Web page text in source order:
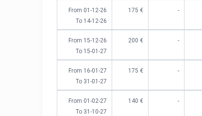
From 01-12-26
To 14-12-26
€ 175 -
From 15-12-26
To 15-01-27
€ 200 -
From 16-01-27
To 31-01-27
€ 175 -
From 01-02-27
To 31-10-27
€ 140 -